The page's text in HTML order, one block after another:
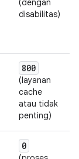
(dengan
disabilitas)
800
(layanan
cache
atau tidak
penting)
0